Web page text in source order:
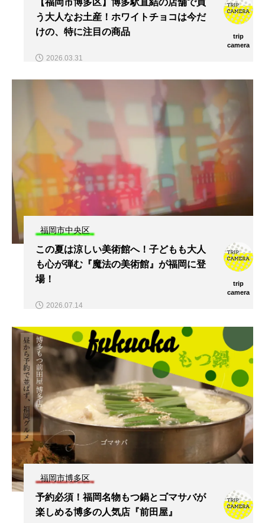
【福岡市博多区】博多駅直結の店舗で買
う大人なお土産！ホワイトチョコは今だ
けの、特に注目の商品
trip
camera
2026.03.31
福岡市中央区
この夏は涼しい美術館へ！子どもも大人
も心が弾む『魔法の美術館』が福岡に登
場！
trip
camera
2026.07.14
福岡市博多区
予約必須！福岡名物もつ鍋とゴマサバが
楽しめる博多の人気店『前田屋』